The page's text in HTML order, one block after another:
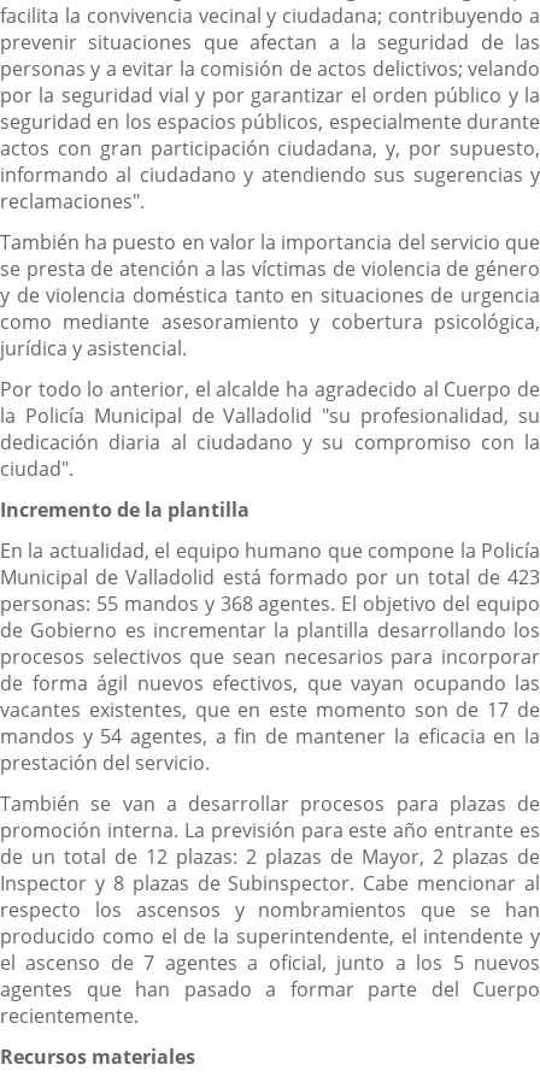
facilita la convivencia vecinal y ciudadana; contribuyendo a
prevenir situaciones que afectan a la seguridad de las
personas y a evitar la comisión de actos delictivos; velando
por la seguridad vial y por garantizar el orden público y la
seguridad en los espacios públicos, especialmente durante
actos con gran participación ciudadana, y, por supuesto,
informando al ciudadano y atendiendo sus sugerencias y
reclamaciones".
También ha puesto en valor la importancia del servicio que
se presta de atención a las víctimas de violencia de género
y de violencia doméstica tanto en situaciones de urgencia
como mediante asesoramiento y cobertura psicológica,
jurídica y asistencial.
Por todo lo anterior, el alcalde ha agradecido al Cuerpo de
la Policía Municipal de Valladolid "su profesionalidad, su
dedicación diaria al ciudadano y su compromiso con la
ciudad".
Incremento de la plantilla
En la actualidad, el equipo humano que compone la Policía
Municipal de Valladolid está formado por un total de 423
personas: 55 mandos y 368 agentes. El objetivo del equipo
de Gobierno es incrementar la plantilla desarrollando los
procesos selectivos que sean necesarios para incorporar
de forma ágil nuevos efectivos, que vayan ocupando las
vacantes existentes, que en este momento son de 17 de
mandos y 54 agentes, a fin de mantener la eficacia en la
prestación del servicio.
También se van a desarrollar procesos para plazas de
promoción interna. La previsión para este año entrante es
de un total de 12 plazas: 2 plazas de Mayor, 2 plazas de
Inspector y 8 plazas de Subinspector. Cabe mencionar al
respecto los ascensos y nombramientos que se han
producido como el de la superintendente, el intendente y
el ascenso de 7 agentes a oficial, junto a los 5 nuevos
agentes que han pasado a formar parte del Cuerpo
recientemente.
Recursos materiales